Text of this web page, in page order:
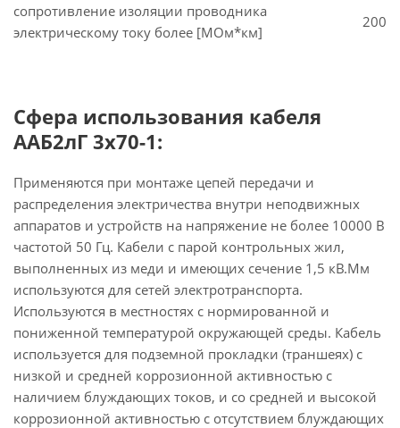
сопротивление изоляции проводника
электрическому току более [МОм*км]
200
Сфера использования кабеля
ААБ2лГ 3х70-1:
Применяются при монтаже цепей передачи и
распределения электричества внутри неподвижных
аппаратов и устройств на напряжение не более 10000 В
частотой 50 Гц. Кабели с парой контрольных жил,
выполненных из меди и имеющих сечение 1,5 кВ.Мм
используются для сетей электротранспорта.
Используются в местностях с нормированной и
пониженной температурой окружающей среды. Кабель
используется для подземной прокладки (траншеях) с
низкой и средней коррозионной активностью с
наличием блуждающих токов, и со средней и высокой
коррозионной активностью с отсутствием блуждающих